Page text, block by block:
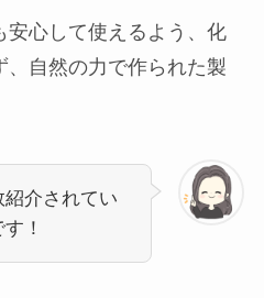
安心して使えるよう、化
自然の力で作られた製
介されてい
！